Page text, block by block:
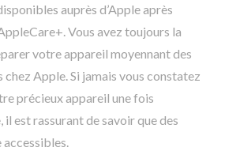
auprès d’Apple après
Vous avez toujours la
votre appareil moyennant des
Apple. Si jamais vous constatez
précieux appareil une fois
il est rassurant de savoir que des